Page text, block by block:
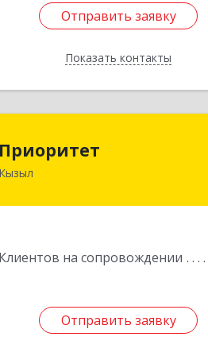
Отправить заявку
Показать контакты
Отправить заявку
Назад
Приоритет
Кызыл
Клиентов на сопровождении
Отправить заявку
Отправить заявку